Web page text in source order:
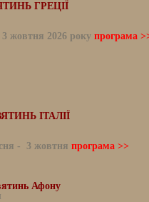
ГРЕЦІЇ
3 жовтня 2026 року програма
ІТАЛІЇ
- 3 жовтня програма >>
Афону